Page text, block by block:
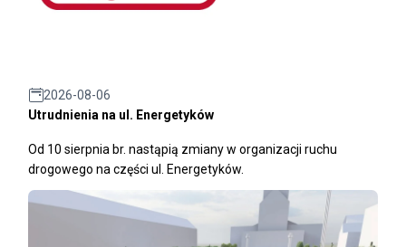
2026-08-06
Utrudnienia na ul. Energetyków
Od 10 sierpnia br. nastąpią zmiany w organizacji ruchu
drogowego na części ul. Energetyków.